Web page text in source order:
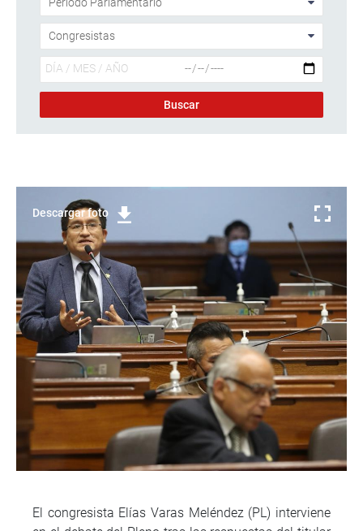
Descargar foto
El congresista Elías Varas Meléndez (PL) interviene